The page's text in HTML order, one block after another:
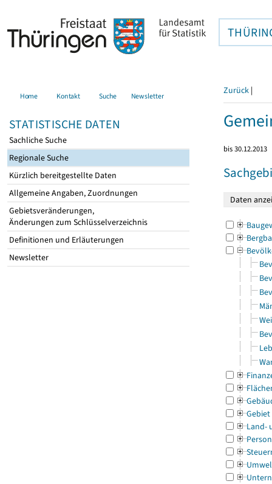
Home Kontakt Suche Newsletter
STATISTISCHE DATEN
Sachliche Suche
Regionale Suche
Kürzlich bereitgestellte Daten
Allgemeine Angaben, Zuordnungen
Gebietsveränderungen,
Änderungen zum Schlüsselverzeichnis
Definitionen und Erläuterungen
Newsletter
Zurück |
bis 30.12.2013
Gebiet
Land-